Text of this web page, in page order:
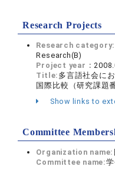
Research Projects
Research category:
Research(B)
Project year：
Title: 多言語社会に
国際比較（研究課題
Show links to
Committee
Organization name:
Committee name: